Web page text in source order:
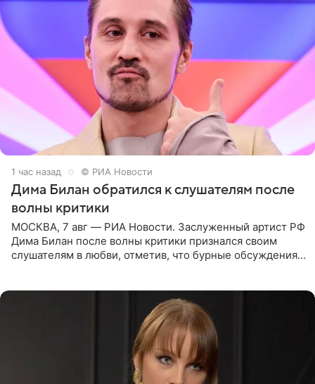
1 час назад © РИА Новости
Дима Билан обратился к слушателям после
волны критики
МОСКВА, 7 авг — РИА Новости. Заслуженный артист РФ
Дима Билан после волны критики признался своим
слушателям в любви, отметив, что бурные обсуждения